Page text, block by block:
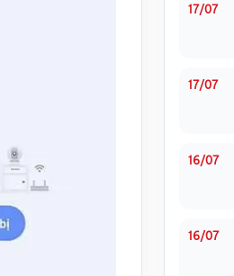
17/07
17/07
16/07
16/07